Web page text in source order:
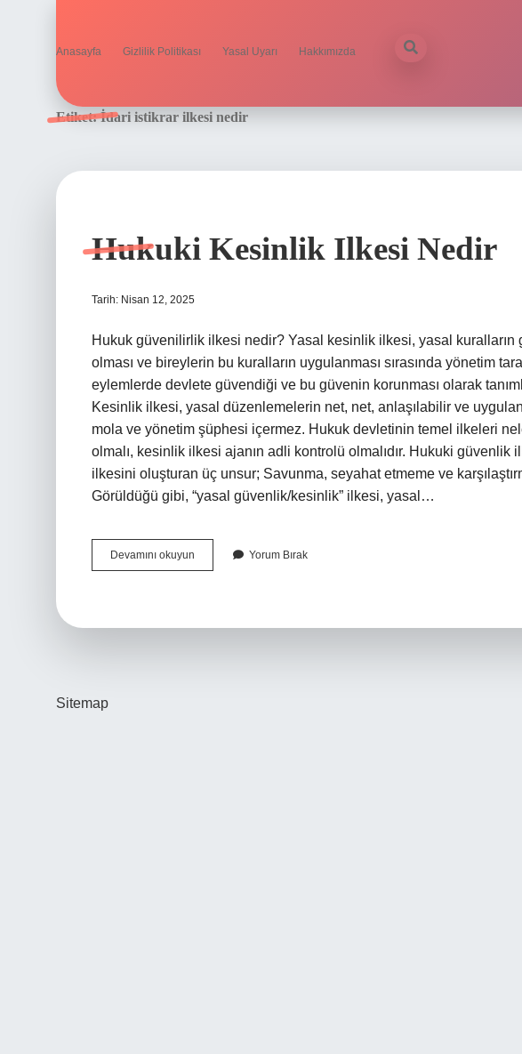
Anasayfa Gizlilik Politikası Yasal Uyarı Hakkımızda
Etiket:İdari istikrar ilkesi nedir
Hukuki Kesinlik Ilkesi Nedir
Tarih: Nisan 12, 2025
Hukuk güvenilirlik ilkesi nedir? Yasal kesinlik ilkesi, yasal kuralların
olması ve bireylerin bu kuralların uygulanması sırasında yönetim
eylemlerde devlete güvendiği ve bu güvenin korunması olarak
Kesinlik ilkesi, yasal düzenlemelerin net, net, anlaşılabilir ve
mola ve yönetim şüphesi içermez. Hukuk devletinin temel ilkeleri
olmalı, kesinlik ilkesi ajanın adli kontrolü olmalıdır. Hukuki
ilkesini oluşturan üç unsur; Savunma, seyahat etmeme ve
Görüldüğü gibi, “yasal güvenlik/kesinlik” ilkesi, yasal…
Devamını okuyun
Kesinlik
Yorum Bırak
Sitemap